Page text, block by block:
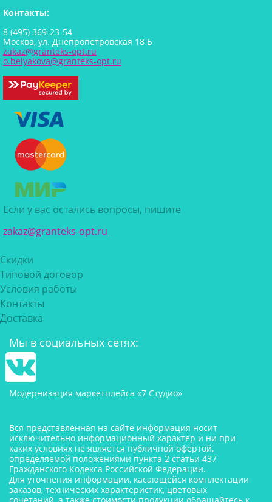
Контакты:
8 (495) 369-23-54
Москва, ул. Днепропетровская 18 Б
zakaz@granteks-opt.ru
o.belyakova@granteks-opt.ru
Если у вас остались вопросы, пишите
zakaz@granteks-opt.ru
Скидки
Типовой договор
Условия работы
Контакты
Доставка
Мы в социальных сетях:
Модернизация маркетплейса «7 Студио»
Вся представленная на сайте информация носит
исключительно информационный характер и ни при
каких условиях не является публичной офертой,
определяемой положениями пункта 2 статьи 437
Гражданского Кодекса Российской Федерации.
Для уточнения информации, касающейся комплектации
заказов, технических характеристик, цветовых